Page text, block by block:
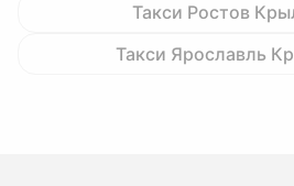
Такси Ростов
Такси Ярославль